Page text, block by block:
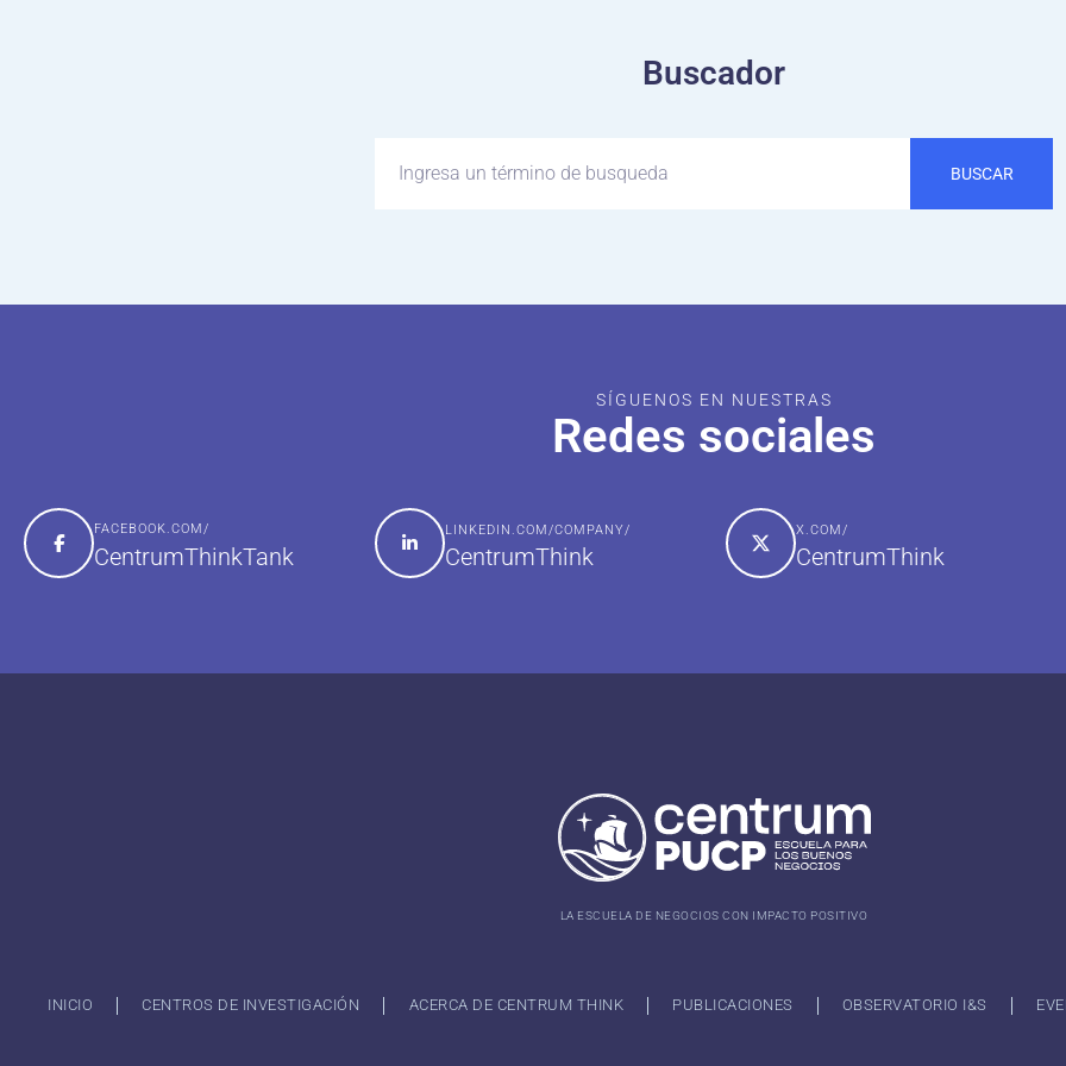
Buscador
BUSCAR
SÍGUENOS EN NUESTRAS
Redes sociales
FACEBOOK.COM/
CentrumThinkTank
LINKEDIN.COM/COMPANY/
CentrumThink
X.COM/
CentrumThink
LA ESCUELA DE NEGOCIOS CON IMPACTO POSITIVO
INICIO CENTROS DE INVESTIGACIÓN ACERCA DE CENTRUM THINK PUBLICACIONES OBSERVATORIO I&S